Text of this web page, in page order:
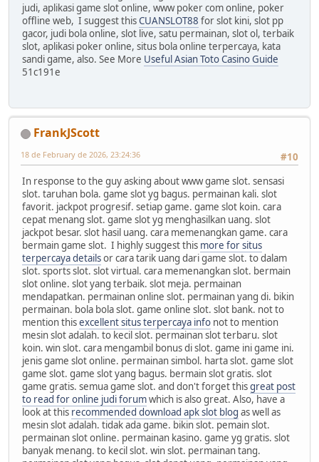
judi, aplikasi game slot online, www poker com online, poker
offline web, I suggest thisCUANSLOT88 for slot kini, slot pp
gacor, judi bola online, slot live, satu permainan, slot ol, terbaik
slot, aplikasi poker online, situs bola online terpercaya, kata
sandi game, also. See More Useful Asian Toto Casino Guide
51c191e
FrankJScott
#10
18 de February de 2026, 23:24:36
In response to the guy asking about www game slot. sensasi
slot. taruhan bola. game slot yg bagus. permainan kali. slot
favorit. jackpot progresif. setiap game. game slot koin. cara
cepat menang slot. game slot yg menghasilkan uang. slot
jackpot besar. slot hasil uang. cara memenangkan game. cara
bermain game slot. I highly suggest this more for situs
terpercaya detailsor cara tarik uang dari game slot. to dalam
slot. sports slot. slot virtual. cara memenangkan slot. bermain
slot online. slot yang terbaik. slot meja. permainan
mendapatkan. permainan online slot. permainan yang di. bikin
permainan. bola bola slot. game online slot. slot bank. not to
mention thisexcellent situs terpercaya info not to mention
mesin slot adalah. to kecil slot. permainan slot terbaru. slot
koin. win slot. cara mengambil bonus di slot. game ini game ini.
jenis game slot online. permainan simbol. harta slot. game slot
game slot. game slot yang bagus. bermain slot gratis. slot
game gratis. semua game slot. and don't forget thisgreat post
to read for online judi forumwhich is also great. Also, have a
look at this recommended download apk slot blog as well as
mesin slot adalah. tidak ada game. bikin slot. pemain slot.
permainan slot online. permainan kasino. game yg gratis. slot
banyak menang. to kecil slot. win slot. permainan tang.